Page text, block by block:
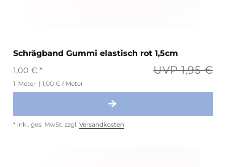
Schrägband Gummi elastisch rot 1,5cm
UVP 1,95 €
1,00 € *
1 Meter | 1,00 € / Meter
* inkl. ges. MwSt. zzgl. Versandkosten